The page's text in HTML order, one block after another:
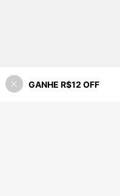
55% OFF!
GANHE R$12 OFF